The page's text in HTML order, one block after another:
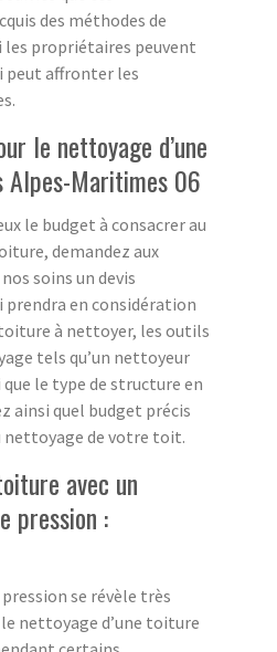
des méthodes de
les propriétaires peuvent
peut affronter les
le nettoyage d’une
Alpes-Maritimes 06
le budget à consacrer au
demandez aux
soins un devis
prendra en considération
à nettoyer, les outils
tels qu’un nettoyeur
le type de structure en
ainsi quel budget précis
nettoyage de votre toit.
avec un
pression :
se révèle très
nettoyage d’une toiture